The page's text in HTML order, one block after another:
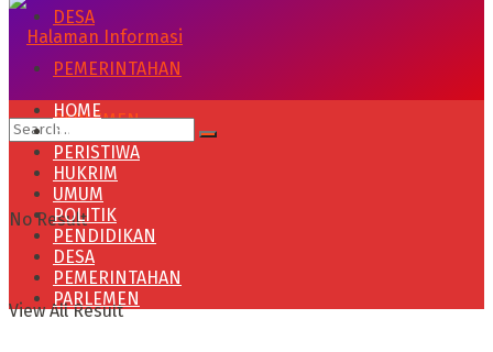
DESA
PEMERINTAHAN
PARLEMEN
No Result
View All Result
HOME
HEADLINE
PERISTIWA
HUKRIM
UMUM
POLITIK
PENDIDIKAN
DESA
PEMERINTAHAN
PARLEMEN